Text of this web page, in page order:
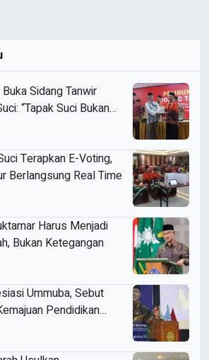
Sidang Tanwir
“Tapak Suci Bukan
dan Dracin”
Terapkan E-Voting,
Berlangsung Real Time
Harus Menjadi
Bukan Ketegangan
Ummuba, Sebut
Pendidikan